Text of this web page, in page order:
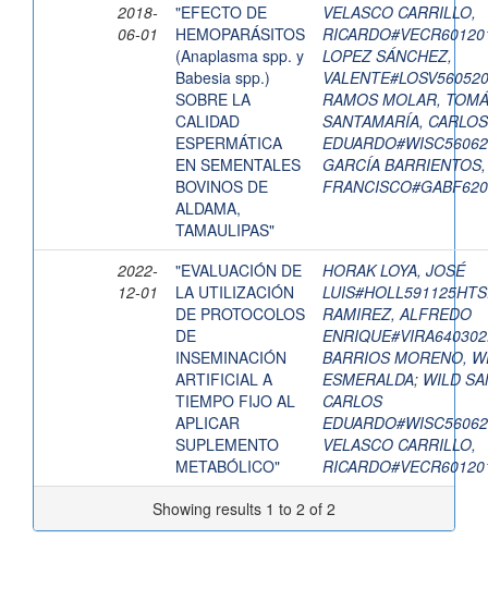
2018-
06-01
"EFECTO DE
HEMOPARÁSITOS
(Anaplasma spp. y
Babesia spp.)
SOBRE LA
CALIDAD
ESPERMÁTICA
EN SEMENTALES
BOVINOS DE
ALDAMA,
TAMAULIPAS"
VELASCO CARRILLO,
LOPEZ SÁNCHEZ,
RAMOS MOLAR,
SANTAMARÍA, CARLOS
GARCÍA BARRIENTOS,
2022-
12-01
"EVALUACIÓN DE
LA UTILIZACIÓN
DE PROTOCOLOS
DE
INSEMINACIÓN
ARTIFICIAL A
TIEMPO FIJO AL
APLICAR
SUPLEMENTO
METABÓLICO"
HORAK LOYA, JOSÉ
RAMIREZ, ALFREDO
BARRIOS MORENO,
ESMERALDA; WILD
CARLOS
VELASCO CARRILLO,
Showing results 1 to 2 of 2